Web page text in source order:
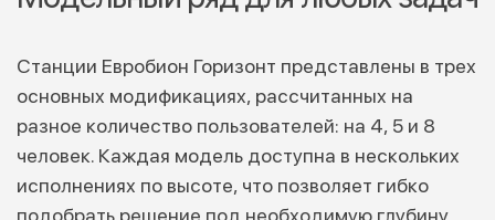
Станции Евробион Горизонт представлены в трех
основных модификациях, рассчитанных на
разное количество пользователей: на 4, 5 и 8
человек. Каждая модель доступна в нескольких
исполнениях по высоте, что позволяет гибко
подобрать решение под необходимую глубину